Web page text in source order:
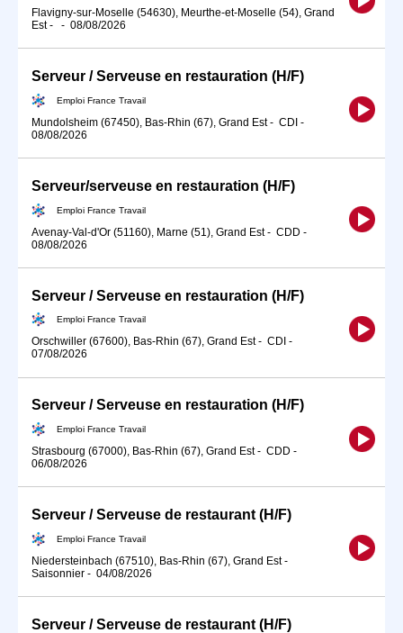
Flavigny-sur-Moselle (54630), Meurthe-et-Moselle (54), Grand
Est- - 08/08/2026
Serveur / Serveuse en restauration (H/F)
Emploi France Travail
Mundolsheim (67450), Bas-Rhin (67), Grand Est- CDI -
08/08/2026
Serveur/serveuse en restauration (H/F)
Emploi France Travail
Avenay-Val-d'Or (51160), Marne (51), Grand Est- CDD -
08/08/2026
Serveur / Serveuse en restauration (H/F)
Emploi France Travail
Orschwiller (67600), Bas-Rhin (67), Grand Est- CDI -
07/08/2026
Serveur / Serveuse en restauration (H/F)
Emploi France Travail
Strasbourg (67000), Bas-Rhin (67), Grand Est- CDD -
06/08/2026
Serveur / Serveuse de restaurant (H/F)
Emploi France Travail
Niedersteinbach (67510), Bas-Rhin (67), Grand Est-
Saisonnier - 04/08/2026
Serveur / Serveuse de restaurant (H/F)